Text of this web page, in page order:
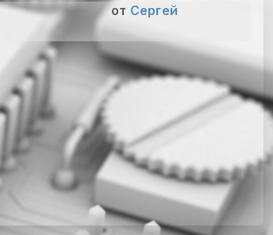
от Сергей